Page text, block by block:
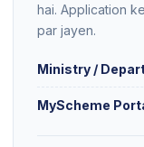
hai. Application
par jayen.
Ministry /
MyScheme